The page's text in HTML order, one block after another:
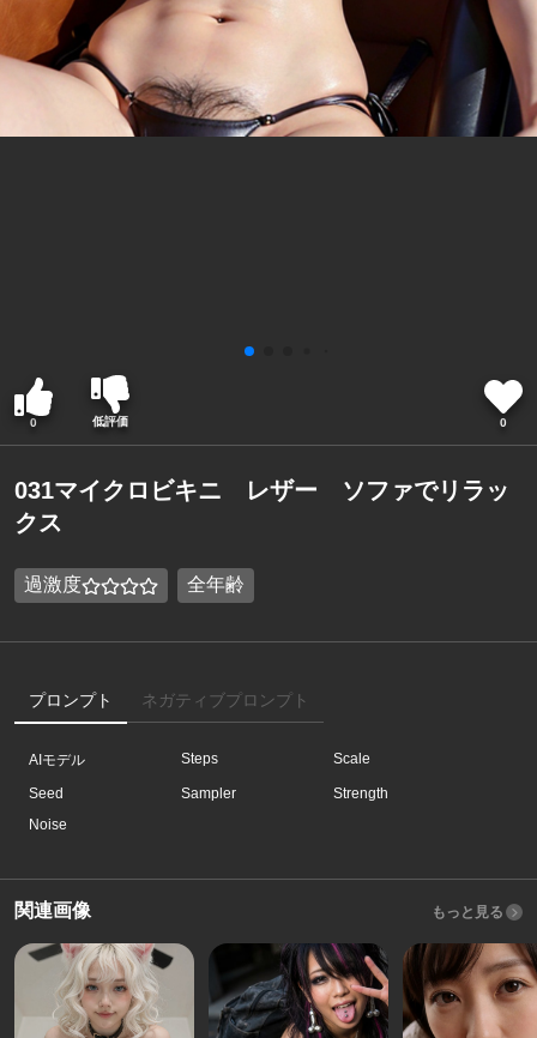
0 低評価 0
031マイクロビキニ レザー ソファでリラッ
クス
過激度 全年齢
プロンプト ネガティブプロンプト
AIモデル Steps Scale
Seed Sampler
Strength
Noise
関連画像 もっと見る